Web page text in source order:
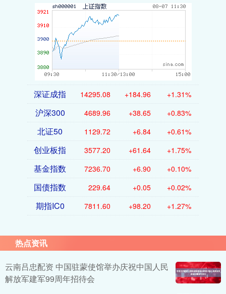
深证成指 14295.08 +184.96 +1.31%
沪深300 4689.96 +38.65 +0.83%
北证50 1129.72 +6.84 +0.61%
创业板指 3577.20 +61.64 +1.75%
基金指数 7236.70 +6.90 +0.10%
国债指数 229.64 +0.05 +0.02%
期指IC0 7811.60 +98.20 +1.27%
热点资讯
云南吕忠配资 中国驻蒙使馆举办庆祝中国人民
解放军建军99周年招待会